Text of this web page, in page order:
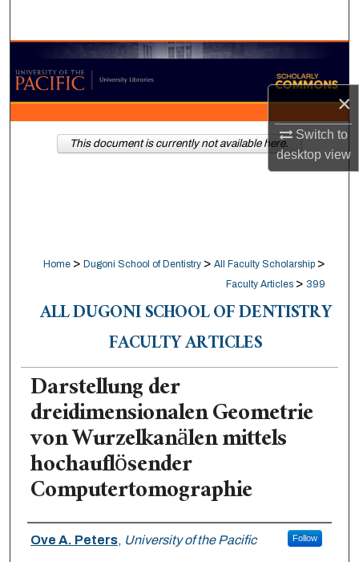
×
Switch to
desktopview
Browse Collections
My Account
About
Home > Dugoni School of Dentistry > All Faculty Scholarship >
Faculty Articles > 399
ALL DUGONI SCHOOL OF DENTISTRY
FACULTY ARTICLES
Darstellung der
dreidimensionalen Geometrie
von Wurzelkanälen mittels
hochauflösender
Computertomographie
Authors
Ove A. Peters, University of the Pacific Follow
This document is currently not available here.